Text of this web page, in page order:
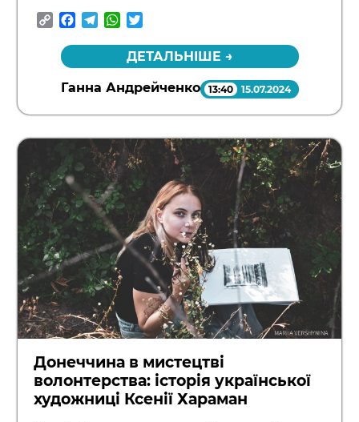
CopyFacebook
TelegramWhatsApp
ДЕТАЛЬНІШЕ →
Ганна Андрейченко 13:40 15.07.2024
Донеччина в мистецтві
волонтерства: історія української
художниці Ксенії Хараман